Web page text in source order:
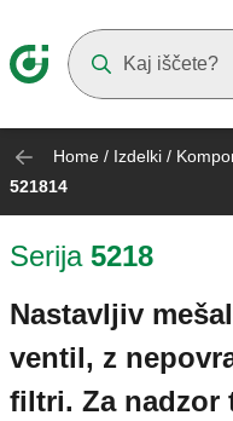
Home / Izdelki /
521814
Serija 5218
Nastavljiv
ventil, z
filtri. Za nadzor